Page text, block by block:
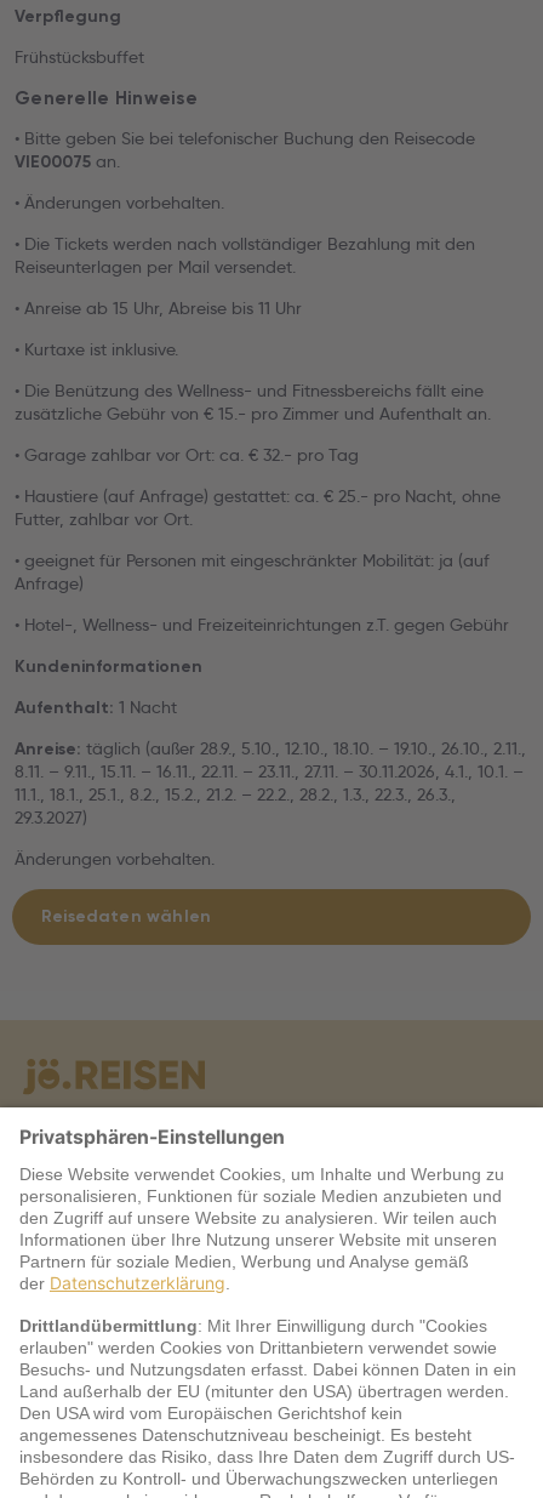
Verpflegung
Frühstücksbuffet
Generelle Hinweise
• Bitte geben Sie bei telefonischer Buchung den Reisecode
VIE00075 an.
• Änderungen vorbehalten.
• Die Tickets werden nach vollständiger Bezahlung mit den
Reiseunterlagen per Mail versendet.
• Anreise ab 15 Uhr, Abreise bis 11 Uhr
• Kurtaxe ist inklusive.
• Die Benützung des Wellness- und Fitnessbereichs fällt eine
zusätzliche Gebühr von € 15.- pro Zimmer und Aufenthalt an.
• Garage zahlbar vor Ort: ca. € 32.- pro Tag
• Haustiere (auf Anfrage) gestattet: ca. € 25.- pro Nacht, ohne
Futter, zahlbar vor Ort.
• geeignet für Personen mit eingeschränkter Mobilität: ja (auf
Anfrage)
• Hotel-, Wellness- und Freizeiteinrichtungen z.T. gegen Gebühr
Kundeninformationen
Aufenthalt: 1 Nacht
Anreise: täglich (außer 28.9., 5.10., 12.10., 18.10. – 19.10., 26.10., 2.11.,
8.11. – 9.11., 15.11. – 16.11., 22.11. – 23.11., 27.11. – 30.11.2026, 4.1., 10.1. –
11.1., 18.1., 25.1., 8.2., 15.2., 21.2. – 22.2., 28.2., 1.3., 22.3., 26.3.,
29.3.2027)
Änderungen vorbehalten.
Reisedaten wählen
Warum jö?
Service
jö Bonus Club Partner